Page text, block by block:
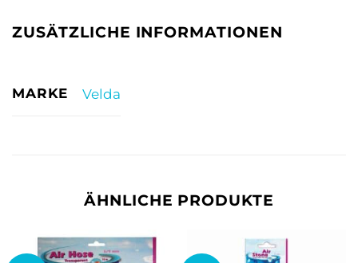
ZUSÄTZLICHE INFORMATIONEN
MARKE Velda
ÄHNLICHE PRODUKTE